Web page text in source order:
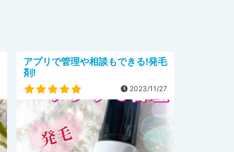
アプリで管理や相談もできる!発毛
剤!
2023/11/27